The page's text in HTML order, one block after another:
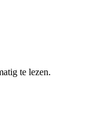
te lezen.